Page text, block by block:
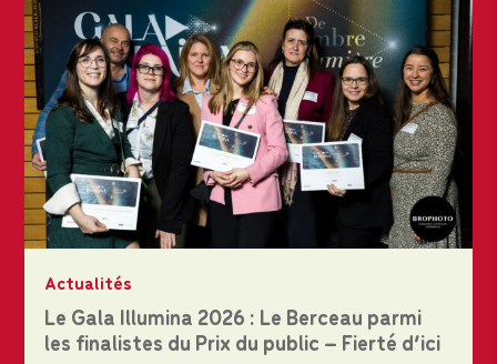
Actualités
Le Gala Illumina 2026 : Le Berceau parmi
les finalistes du Prix du public – Fierté d’ici